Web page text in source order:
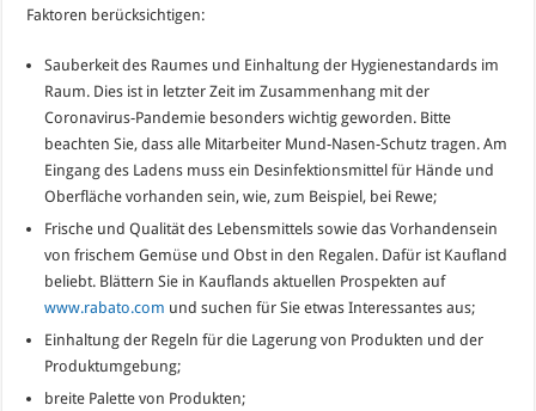
Faktoren berücksichtigen:
Sauberkeit des Raumes und Einhaltung der Hygienestandards im
Raum. Dies ist in letzter Zeit im Zusammenhang mit der
Coronavirus-Pandemie besonders wichtig geworden. Bitte
beachten Sie, dass alle Mitarbeiter Mund-Nasen-Schutz tragen. Am
Eingang des Ladens muss ein Desinfektionsmittel für Hände und
Oberfläche vorhanden sein, wie, zum Beispiel, bei Rewe;
Frische und Qualität des Lebensmittels sowie das Vorhandensein
von frischem Gemüse und Obst in den Regalen. Dafür ist Kaufland
beliebt. Blättern Sie in Kauflands aktuellen Prospekten auf
www.rabato.com und suchen für Sie etwas Interessantes aus;
Einhaltung der Regeln für die Lagerung von Produkten und der
Produktumgebung;
breite Palette von Produkten;